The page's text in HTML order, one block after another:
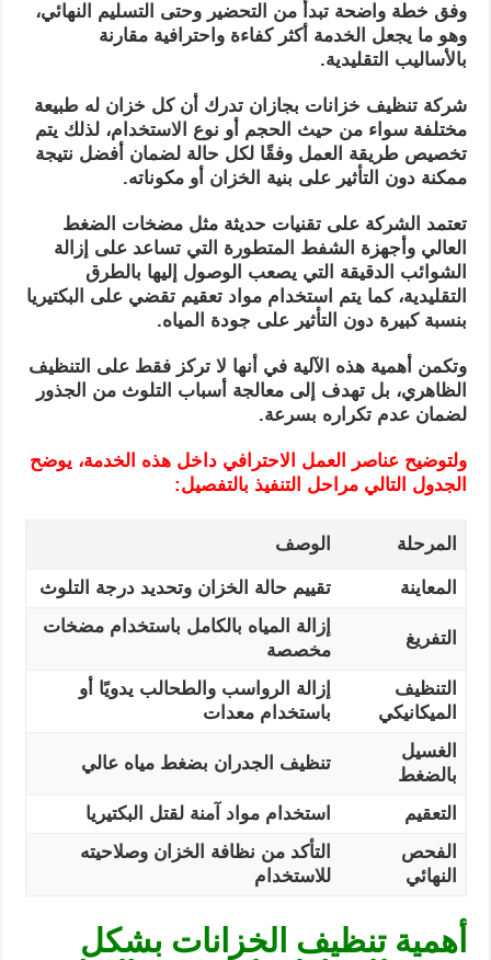
وفق خطة واضحة تبدأ من التحضير وحتى التسليم النهائي،
وهو ما يجعل الخدمة أكثر كفاءة واحترافية مقارنة
بالأساليب التقليدية.
شركة تنظيف خزانات بجازان تدرك أن كل خزان له طبيعة
مختلفة سواء من حيث الحجم أو نوع الاستخدام، لذلك يتم
تخصيص طريقة العمل وفقًا لكل حالة لضمان أفضل نتيجة
ممكنة دون التأثير على بنية الخزان أو مكوناته.
تعتمد الشركة على تقنيات حديثة مثل مضخات الضغط
العالي وأجهزة الشفط المتطورة التي تساعد على إزالة
الشوائب الدقيقة التي يصعب الوصول إليها بالطرق
التقليدية، كما يتم استخدام مواد تعقيم تقضي على البكتيريا
بنسبة كبيرة دون التأثير على جودة المياه.
وتكمن أهمية هذه الآلية في أنها لا تركز فقط على التنظيف
الظاهري، بل تهدف إلى معالجة أسباب التلوث من الجذور
لضمان عدم تكراره بسرعة.
ولتوضيح عناصر العمل الاحترافي داخل هذه الخدمة، يوضح
الجدول التالي مراحل التنفيذ بالتفصيل:
المرحلة الوصف
المعاينة تقييم حالة الخزان وتحديد درجة التلوث
التفريغ
إزالة المياه بالكامل باستخدام مضخات
مخصصة
التنظيف
الميكانيكي
إزالة الرواسب والطحالب يدويًا أو
باستخدام معدات
الغسيل
بالضغط
تنظيف الجدران بضغط مياه عالي
التعقيم
استخدام مواد آمنة لقتل البكتيريا
الفحص
النهائي
التأكد من نظافة الخزان وصلاحيته
للاستخدام
أهمية تنظيف الخزانات بشكل